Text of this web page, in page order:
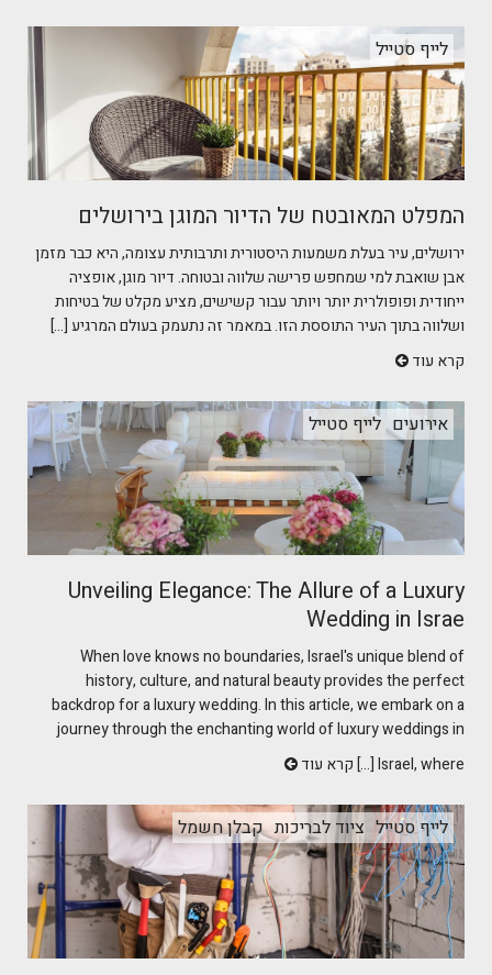
לייף סטייל
המפלט המאובטח של הדיור המוגן בירושלים
ירושלים, עיר בעלת משמעות היסטורית ותרבותית עצומה, היא כבר מזמן
אבן שואבת למי שמחפש פרישה שלווה ובטוחה. דיור מוגן, אופציה
ייחודית ופופולרית יותר ויותר עבור קשישים, מציע מקלט של בטיחות
ושלווה בתוך העיר התוססת הזו. במאמר זה נתעמק בעולם המרגיע [...]
קרא עוד
אירועים לייף סטייל
Unveiling Elegance: The Allure of a Luxury
Wedding in Israe
When love knows no boundaries, Israel's unique blend of
history, culture, and natural beauty provides the perfect
backdrop for a luxury wedding. In this article, we embark on a
journey through the enchanting world of luxury weddings in
Israel, where [...]
קרא עוד
לייף סטייל ציוד לבריכות קבלן חשמל